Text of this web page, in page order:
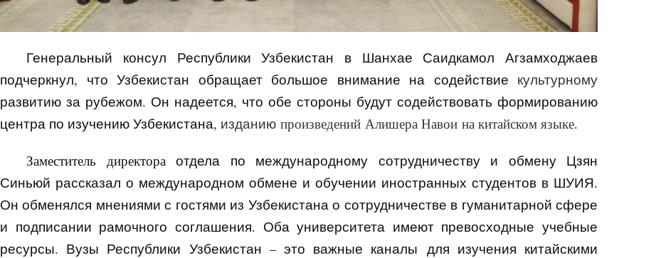
Генеральный консул Республики Узбекистан в Шанхае Саидкамол Агзамходжаев
подчеркнул, что Узбекистан обращает большое внимание на содействие культурному
развитию за рубежом. Он надеется, что обе стороны будут содействовать формированию
центра по изучению Узбекистана, изданию произведений Алишера Навои на китайском языке.
Заместитель директораотдела по международному сотрудничеству и обмену Цзян
Синьюй рассказал о международном обмене и обучении иностранных студентов в ШУИЯ.
Онобменялся мнениями с гостями из Узбекистана о сотрудничестве в гуманитарной сфере
и подписании рамочного соглашения. Оба университета имеют превосходные учебные
ресурсы. Вузы Республики Узбекистан –это важные каналы для изучения китайскими